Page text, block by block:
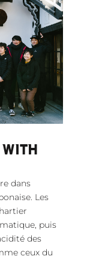
dans
Les
puis
des
ceux du